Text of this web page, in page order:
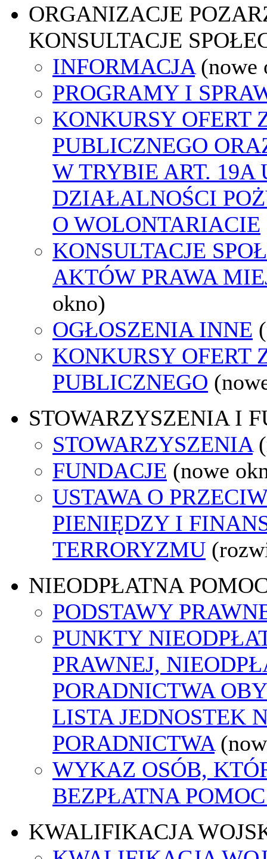
ORGANIZACJE
KONSULTACJE
INFORMACJA (nowe
PROGRAMY I
KONKURSY OFERT
PUBLICZNEGO
W TRYBIE ART. 19A
DZIAŁALNOŚCI
O WOLONTARIACIE
KONSULTACJE
AKTÓW PRAWA
okno)
OGŁOSZENIA INNE
KONKURSY OFERT
PUBLICZNEGO
STOWARZYSZENIA I
STOWARZYSZENIA
FUNDACJE (nowe
USTAWA O
PIENIĘDZY I
TERRORYZMU
NIEODPŁATNA
PODSTAWY
PUNKTY
PRAWNEJ,
PORADNICTWA
LISTA JEDNOSTEK
PORADNICTWA
WYKAZ OSÓB,
BEZPŁATNA
KWALIFIKACJA